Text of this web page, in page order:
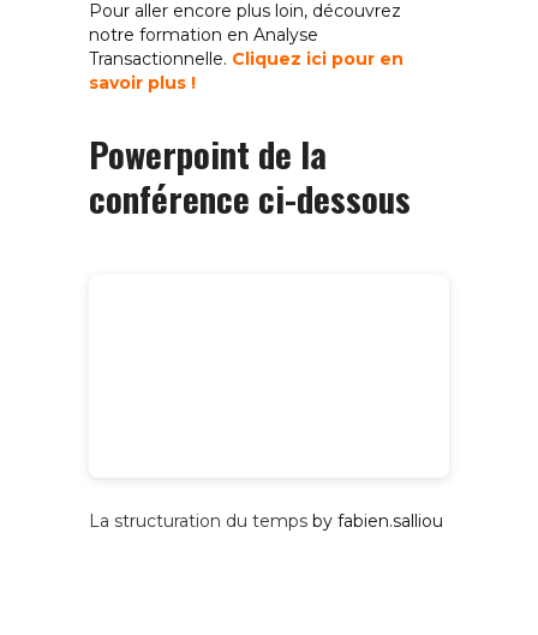
Pour aller encore plus loin, découvrez
notre formation en Analyse
Transactionnelle. Cliquez ici pour en
savoir plus !
Powerpoint de la
conférence ci-dessous
La structuration du temps by fabien.salliou